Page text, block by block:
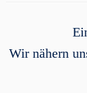
Wir nähern